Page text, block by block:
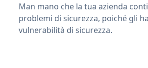
Man mano che la tua azienda
problemi di sicurezza, poiché gli
vulnerabilità di sicurezza.